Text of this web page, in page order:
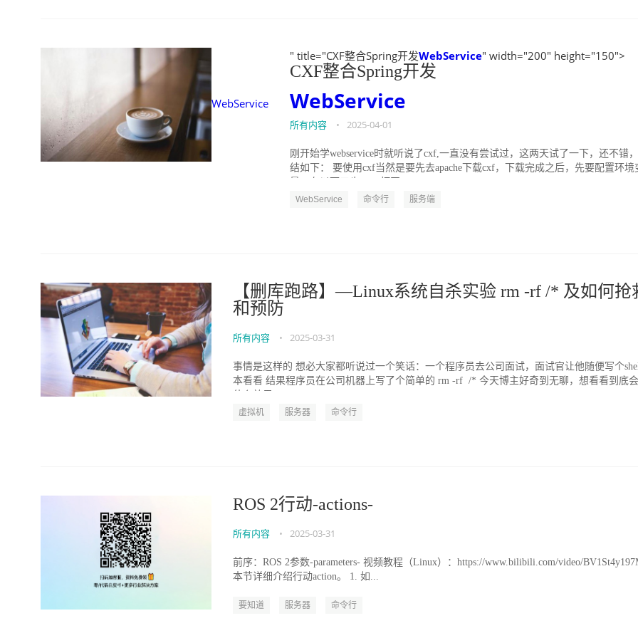
WebService
" title="CXF整合Spring开发WebService" width="200" height="150">
CXF整合Spring开发
WebService
所有内容 • 2025-04-01
刚开始学webservice时就听说了cxf,一直没有尝试过，这两天试了一下，还不错
结如下： 要使用cxf当然是要先去apache下载cxf，下载完成之后，先要配置环境
WebService 命令行 服务端
【删库跑路】—Linux系统自杀实验 rm -rf /* 及如何抢
和预防
所有内容 • 2025-03-31
事情是这样的 想必大家都听说过一个笑话：一个程序员去公司面试，面试官让他随便写个
本看看 结果程序员在公司机器上写了个简单的 rm -rf /* 今天博主好奇到无聊，想看看到底
虚拟机 服务器 命令行
ROS 2行动-actions-
所有内容 • 2025-03-31
前序：ROS 2参数-parameters- 视频教程（Linux）：https://www.bilibili.com/video/
本节详细介绍行动action。 1. 如...
要知道 服务器 命令行